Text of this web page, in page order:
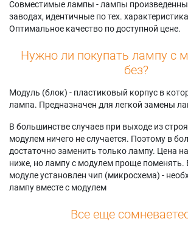
Совместимые лампы - лампы
заводах, идентичные по тех.
Оптимальное качество по доступной цене.
Нужно ли покупать лампу с
без?
Модуль (блок) - пластиковый корпус в
лампа. Предназначен для легкой замены
В большинстве случаев при выходе из
модулем ничего не случается. Поэтому в
достаточно заменить только лампу. Цена
ниже, но лампу с модулем проще поменять.
модуле установлен чип (микросхема) -
лампу вместе с модулем
Все еще